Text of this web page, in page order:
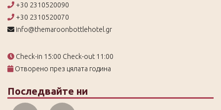
+30 2310520090
+30 2310520070
info@themaroonbottlehotel.gr
Check-in 15:00 Check-out 11:00
Отворено през цялата година
Последвайте ни